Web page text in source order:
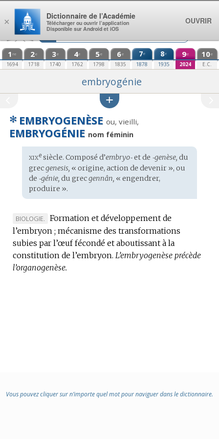
Aller au contenu
1 re
1694
2e
1718
3e
1740
4e
1762
5e
1798
6e
1835
7e
1878
8e
1935
9e
2024
10e
E.C.
embryogénie
✻ EMBRYOGENÈSE ou, vieilli,
EMBRYOGÉNIE nom féminin
Étymologie
:
xixesiècle. Composé d’embryo‑et de ‑genèse, du
grecgenesis, « origine, action de devenir », ou
de ‑génie, du grecgennân, « engendrer,
produire ».
MARQUE
DE
DOMAINE
:
BIOLOGIE.
Formation et développement de
l’embryon ; mécanisme des transformations
subies par l’œuf fécondé et aboutissant à la
constitution de l’embryon. L’embryogenèse précède
l’organogenèse.
Vous pouvez cliquer sur n’importe quel mot pour naviguer dans le dictionnaire.
×
Dictionnaire de l’Académie
Télécharger ou ouvrir l’application
Disponible sur Android et iOS
OUVRIR